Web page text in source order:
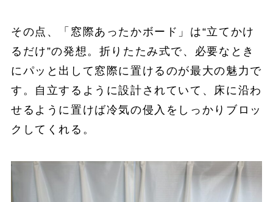
その点、「窓際あったかボード」は“立てかけ
るだけ”の発想。折りたたみ式で、必要なとき
にパッと出して窓際に置けるのが最大の魅力で
す。自立するように設計されていて、床に沿わ
せるように置けば冷気の侵入をしっかりブロッ
クしてくれる。